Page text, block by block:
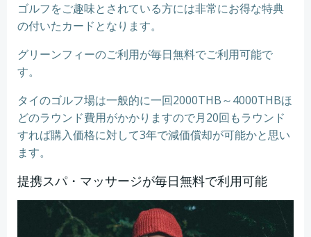
ゴルフをご趣味とされている方には非常にお得な特典
の付いたカードとなります。
グリーンフィーのご利用が毎日無料でご利用可能で
す。
タイのゴルフ場は一般的に一回2000THB～4000THBほ
どのラウンド費用がかかりますので月20回もラウンド
すれば購入価格に対して3年で減価償却が可能かと思い
ます。
提携スパ・マッサージが毎日無料で利用可能